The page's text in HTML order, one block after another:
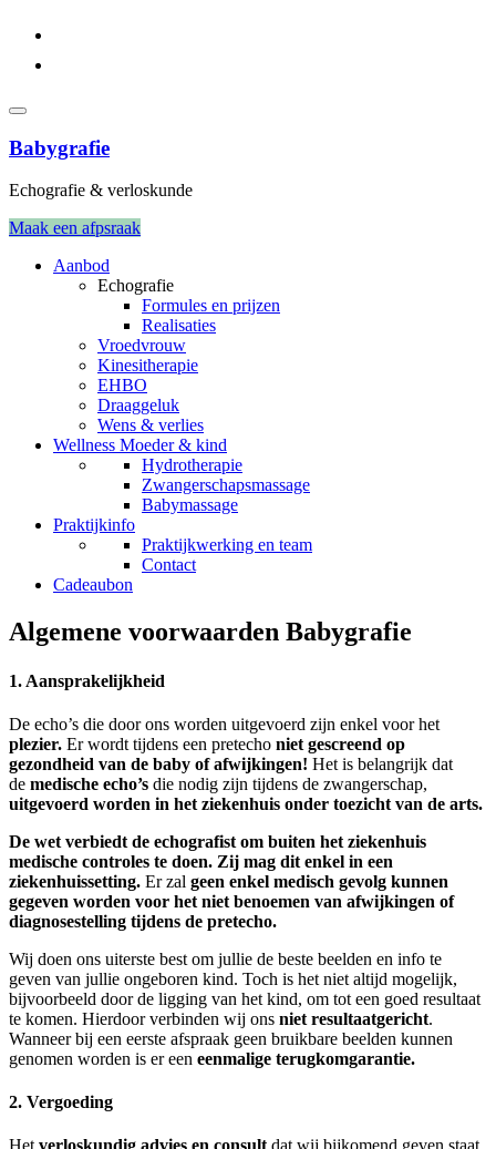
Babygrafie
Echografie & verloskunde
Maak een afpsraak
Aanbod
Echografie
Formules en prijzen
Realisaties
Vroedvrouw
Kinesitherapie
EHBO
Draaggeluk
Wens & verlies
Wellness Moeder & kind
Hydrotherapie
Zwangerschapsmassage
Babymassage
Praktijkinfo
Praktijkwerking en team
Contact
Cadeaubon
Algemene voorwaarden Babygrafie
1. Aansprakelijkheid
De echo’s die door ons worden uitgevoerd zijn enkel voor het
plezier. Er wordt tijdens een pretecho niet gescreend op
gezondheid van de baby of afwijkingen! Het is belangrijk dat
de medische echo’s die nodig zijn tijdens de zwangerschap,
uitgevoerd worden in het ziekenhuis onder toezicht van de arts.
De wet verbiedt de echografist om buiten het ziekenhuis
medische controles te doen. Zij mag dit enkel in een
ziekenhuissetting. Er zal geen enkel medisch gevolg kunnen
gegeven worden voor het niet benoemen van afwijkingen of
diagnosestelling tijdens de pretecho.
Wij doen ons uiterste best om jullie de beste beelden en info te
geven van jullie ongeboren kind. Toch is het niet altijd mogelijk,
bijvoorbeeld door de ligging van het kind, om tot een goed resultaat
te komen. Hierdoor verbinden wij ons niet resultaatgericht.
Wanneer bij een eerste afspraak geen bruikbare beelden kunnen
genomen worden is er een eenmalige terugkomgarantie.
2. Vergoeding